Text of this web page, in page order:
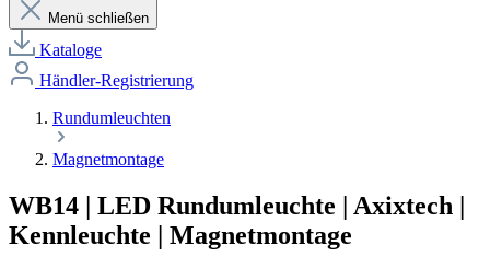
Menü schließen
Kataloge
Händler-Registrierung
Rundumleuchten
Magnetmontage
WB14 | LED Rundumleuchte | Axixtech |
Kennleuchte | Magnetmontage